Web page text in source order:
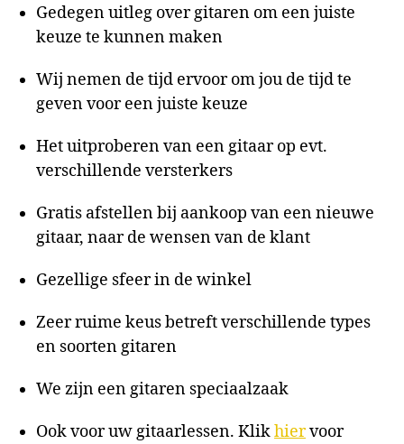
Gedegen uitleg over gitaren om een juiste
keuze te kunnen maken
Wij nemen de tijd ervoor om jou de tijd te
geven voor een juiste keuze
Het uitproberen van een gitaar op evt.
verschillende versterkers
Gratis afstellen bij aankoop van een nieuwe
gitaar, naar de wensen van de klant
Gezellige sfeer in de winkel
Zeer ruime keus betreft verschillende types
en soorten gitaren
We zijn een gitaren speciaalzaak
Ook voor uw gitaarlessen. Klikhiervoor